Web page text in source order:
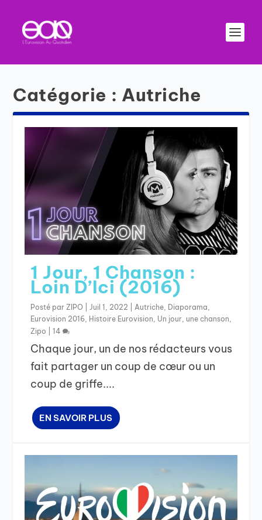
Catégorie : Autriche
1 Jour, 1 Chanson :
Loin D’Ici (2016)
Posté parZIPO Juil 1, 2022 Autriche Diaporama
Eurovision 2016 Histoire Eurovision Un jour, une chanson
Zipo |14
Chaque jour, un de nos rédacteurs vous
fait partager un coup de cœur ou un
coup de griffe....
EN SAVOIR PLUS